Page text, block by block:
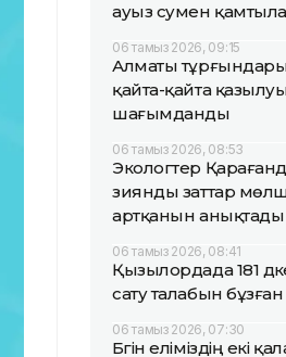
ауыз сумен
06 тамыз 2026, 09:15
Алматы
қайта-қайта
шағымданды
06 тамыз 2026, 08:53
Экологтер
зиянды заттар
артқанын анықтады
06 тамыз 2026, 08:41
Қызылордада 181
сату талабын бұзған
06 тамыз 2026, 07:30
Бүгін еліміздің екі